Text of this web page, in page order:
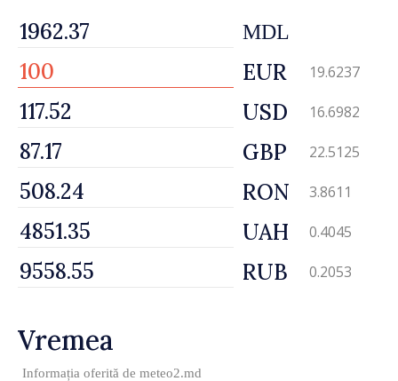
MDL
EUR 19.6237
USD 16.6982
GBP 22.5125
RON 3.8611
UAH 0.4045
RUB 0.2053
Vremea
Informația oferită de meteo2.md